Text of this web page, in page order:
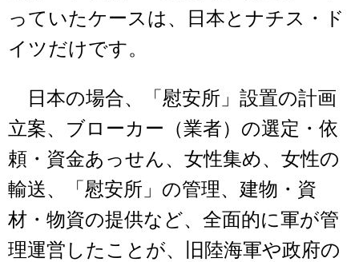
っていたケースは、日本とナチス・ド
イツだけです。
日本の場合、「慰安所」設置の計画
立案、ブローカー（業者）の選定・依
頼・資金あっせん、女性集め、女性の
輸送、「慰安所」の管理、建物・資
材・物資の提供など、全面的に軍が管
理運営したことが、旧陸海軍や政府の